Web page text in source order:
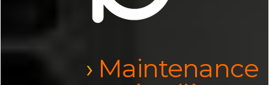
Maintenance